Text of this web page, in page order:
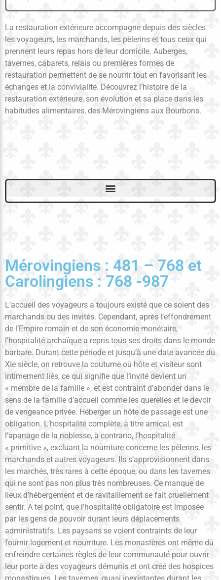
La restauration extérieure accompagne depuis des siècles
les voyageurs, les marchands, les pèlerins et tous ceux qui
prennent leurs repas hors de leur domicile. Auberges,
tavernes, cabarets, relais ou premières formes de
restauration permettent de se nourrir tout en favorisant les
échanges et la convivialité. Découvrez l’histoire de la
restauration extérieure, son évolution et sa place dans les
habitudes alimentaires, des Mérovingiens aux Bourbons.
Mérovingiens : 481 – 768 et
Carolingiens : 768 -987
L’accueil des voyageurs a toujours existé que ce soient des
marchands ou des invités. Cependant, après l’effondrement
de l’Empire romain et de son économie monétaire,
l’hospitalité archaïque a repris tous ses droits dans le monde
barbare. Durant cette période et jusqu’à une date avancée du
XIe siècle, on retrouve la coutume où hôte et visiteur sont
intimement liés, ce qui signifie que l’invité devient un
« membre de la famille », et est contraint d’abonder dans le
sens de la famille d’accueil comme les querelles et le devoir
de vengeance privée. Héberger un hôte de passage est une
obligation. L’hospitalité complète, à titre amical, est
l’apanage de la noblesse, à contrario, l’hospitalité
« primitive », excluant la nourriture concerne les pèlerins, les
marchands et autres voyageurs. Ils s’approvisionnent dans
les marchés, très rares à cette époque, ou dans les tavernes
qui ne sont pas non plus très nombreuses. Ce manque de
lieux d’hébergement et de ravitaillement se fait cruellement
sentir. A tel point, que l’hospitalité obligatoire est imposée
par les gens de pouvoir durant leurs déplacements
administratifs. Les paysans se voient contraints de leur
fournir logement et nourriture. Les monastères ont même dû
enfreindre certaines règles de leur communauté pour ouvrir
leur porte à des voyageurs démunis et ont créé des hospices